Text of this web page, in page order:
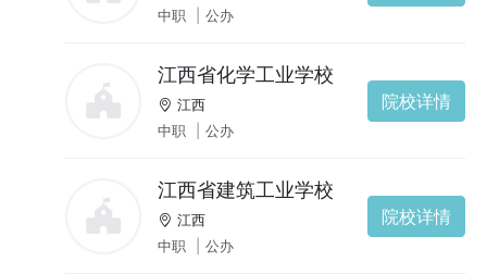
中职
公办
江西省化学工业学校
江西
中职
公办
院校详情
江西省建筑工业学校
江西
中职
公办
院校详情